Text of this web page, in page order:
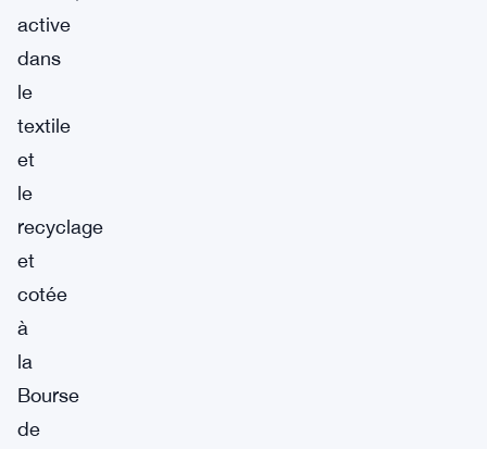
active
dans
le
textile
et
le
recyclage
et
cotée
à
la
Bourse
de